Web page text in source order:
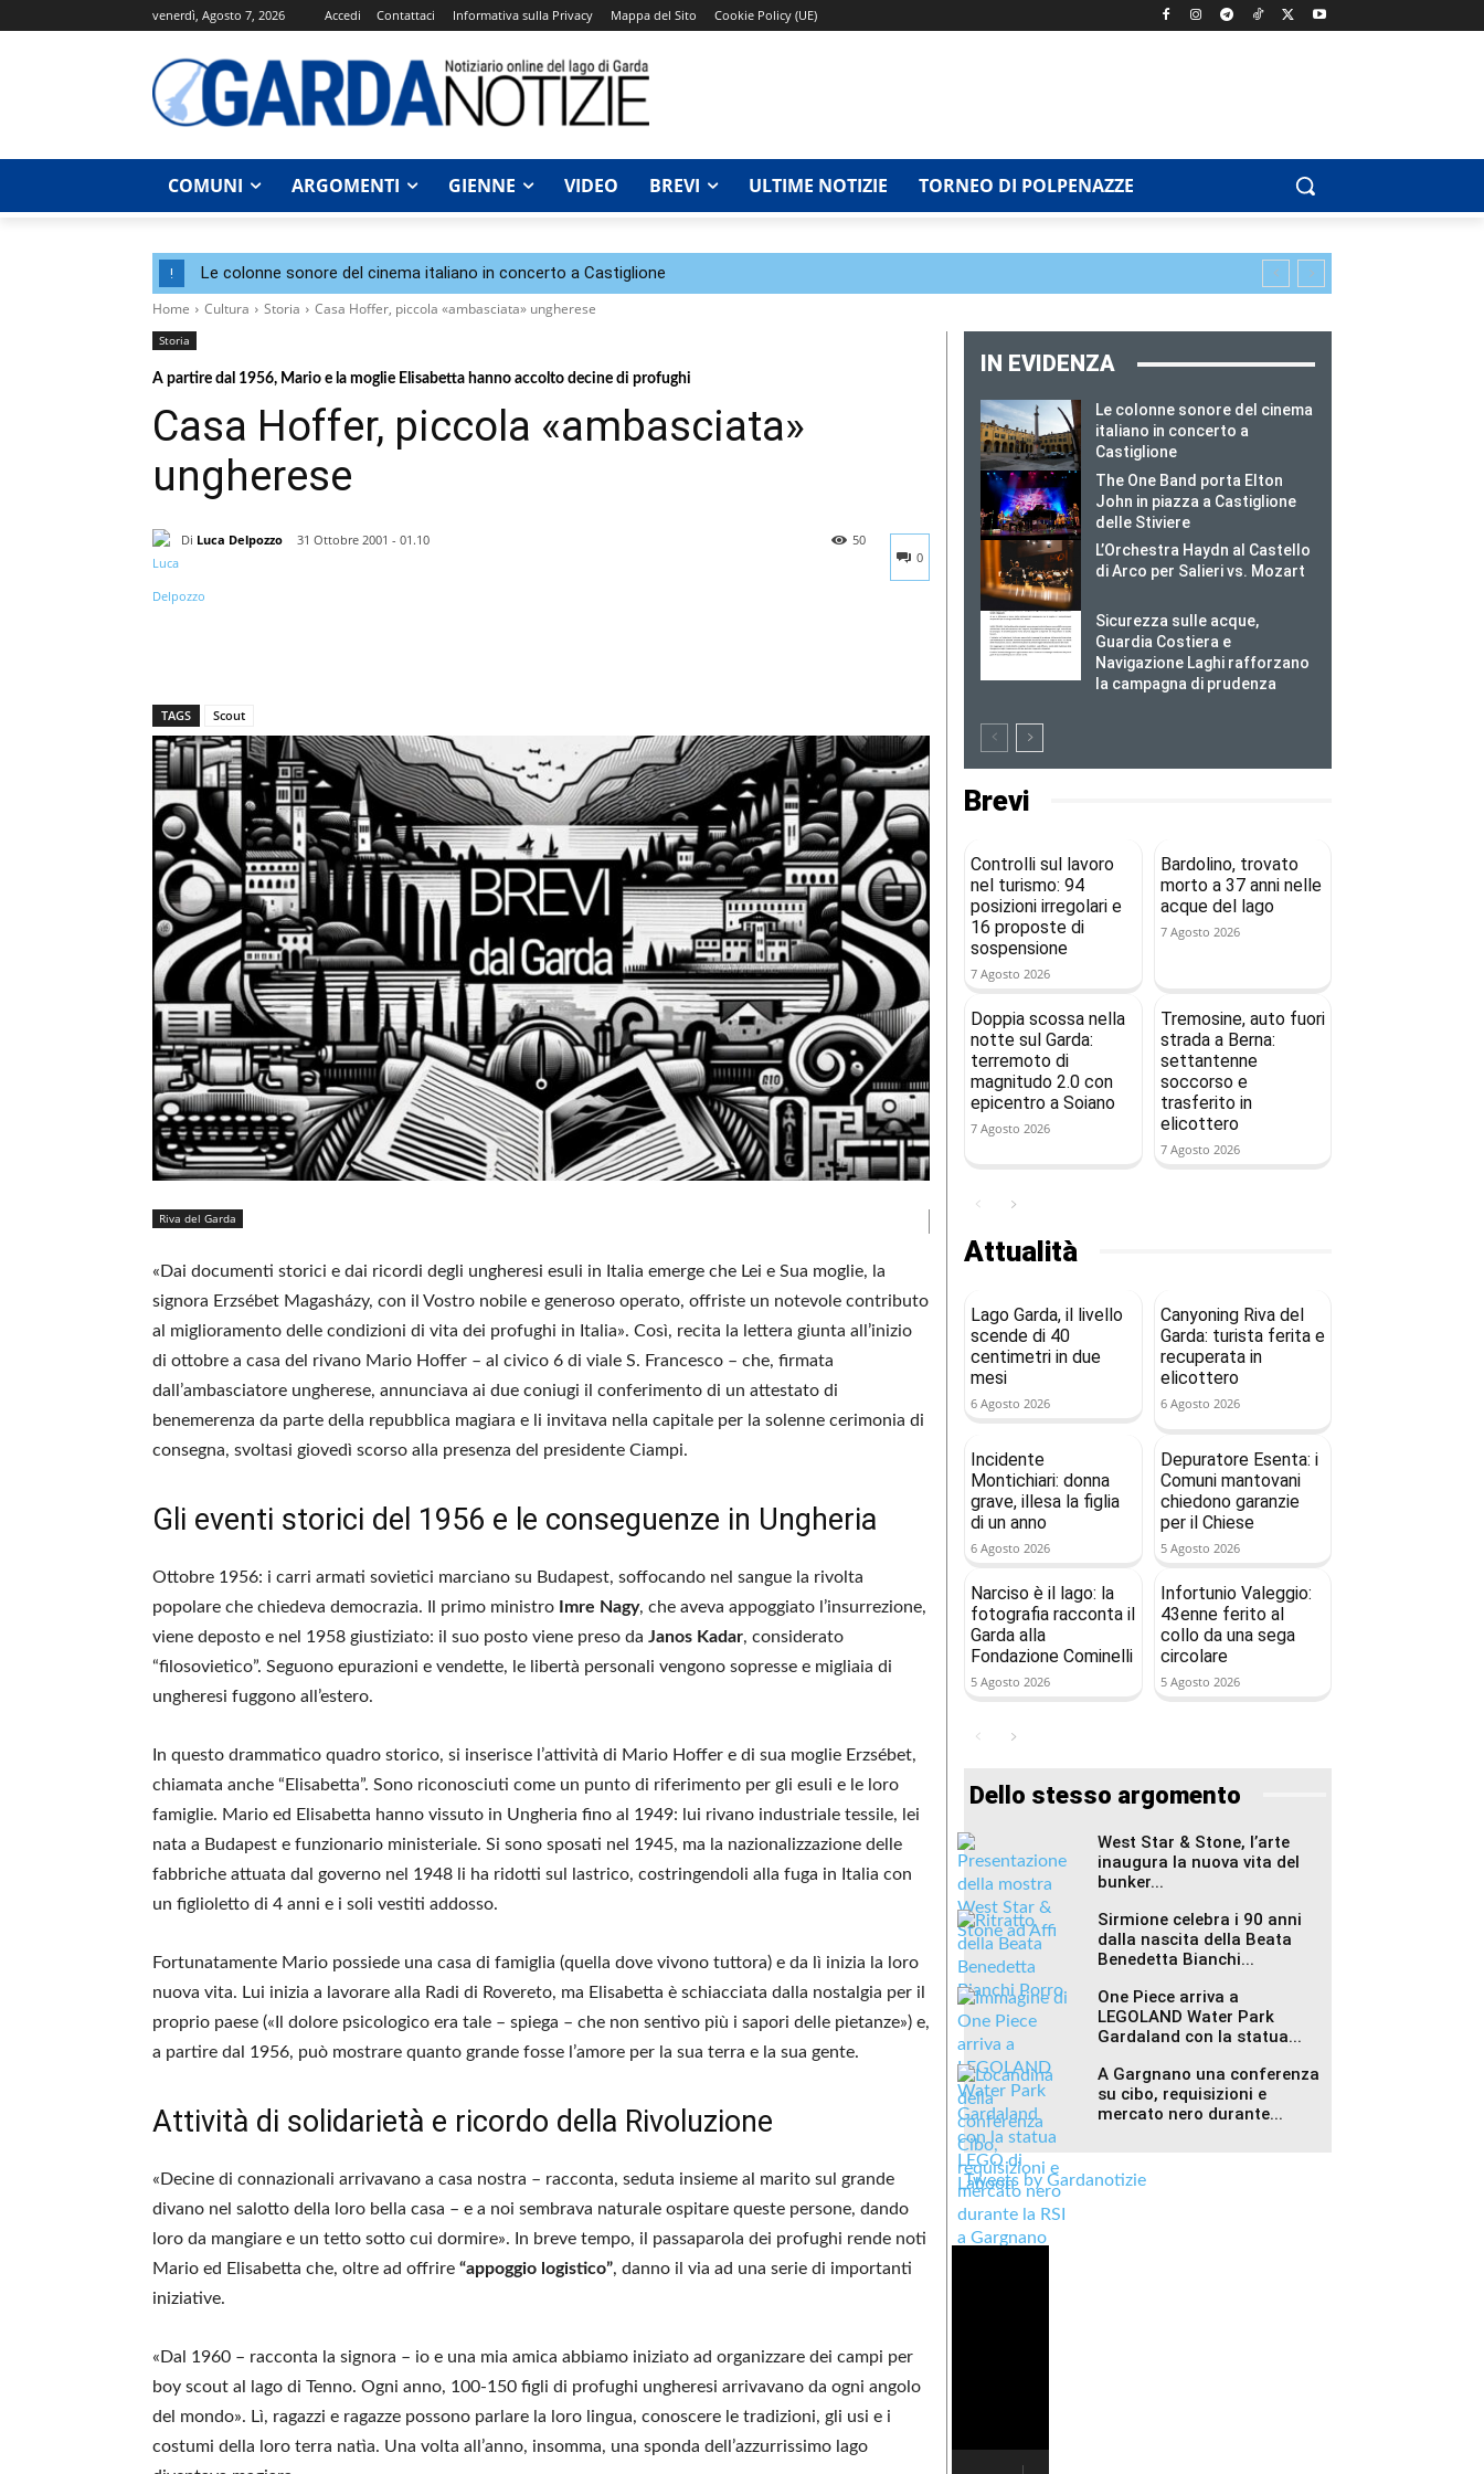
venerdì, Agosto 7, 2026 Accedi Contattaci Informativa sulla Privacy Mappa del Sito Cookie Policy (UE)
COMUNI ARGOMENTI GIENNE VIDEO BREVI ULTIME NOTIZIE TORNEO DI POLPENAZZE
! Le colonne sonore del cinema italiano in concerto a Castiglione
Home Cultura Storia Casa Hoffer, piccola «ambasciata» ungherese
Storia
A partire dal 1956, Mario e la moglie Elisabetta hanno accolto decine di profughi
Casa Hoffer, piccola «ambasciata»
ungherese
Di Luca Delpozzo
31 Ottobre 2001 - 01.10
0
50
TAGS Scout
Riva del Garda
«Dai documenti storici e dai ricordi degli ungheresi esuli in Italia emerge che Lei e Sua moglie, la
signora Erzsébet Magasházy, con il Vostro nobile e generoso operato, offriste un notevole contributo
al miglioramento delle condizioni di vita dei profughi in Italia». Così, recita la lettera giunta all’inizio
di ottobre a casa del rivano Mario Hoffer – al civico 6 di viale S. Francesco – che, firmata
dall’ambasciatore ungherese, annunciava ai due coniugi il conferimento di un attestato di
benemerenza da parte della repubblica magiara e li invitava nella capitale per la solenne cerimonia di
consegna, svoltasi giovedì scorso alla presenza del presidente Ciampi.
Gli eventi storici del 1956 e le conseguenze in Ungheria
Ottobre 1956: i carri armati sovietici marciano su Budapest, soffocando nel sangue la rivolta
popolare che chiedeva democrazia. Il primo ministro
Imre Nagy, che aveva appoggiato l’insurrezione,
viene deposto e nel 1958 giustiziato: il suo posto viene preso da Janos Kadar, considerato
“filosovietico”. Seguono epurazioni e vendette, le libertà personali vengono sopresse e migliaia di
ungheresi fuggono all’estero.
In questo drammatico quadro storico, si inserisce l’attività di Mario Hoffer e di sua moglie Erzsébet,
chiamata anche “Elisabetta”. Sono riconosciuti come un punto di riferimento per gli esuli e le loro
famiglie. Mario ed Elisabetta hanno vissuto in Ungheria fino al 1949: lui rivano industriale tessile, lei
nata a Budapest e funzionario ministeriale. Si sono sposati nel 1945, ma la nazionalizzazione delle
fabbriche attuata dal governo nel 1948 li ha ridotti sul lastrico, costringendoli alla fuga in Italia con
un figlioletto di 4 anni e i soli vestiti addosso.
Fortunatamente Mario possiede una casa di famiglia (quella dove vivono tuttora) e da lì inizia la loro
nuova vita. Lui inizia a lavorare alla Radi di Rovereto, ma Elisabetta è schiacciata dalla nostalgia per il
proprio paese («Il dolore psicologico era tale – spiega – che non sentivo più i sapori delle pietanze») e,
a partire dal 1956, può mostrare quanto grande fosse l’amore per la sua terra e la sua gente.
Attività di solidarietà e ricordo della Rivoluzione
«Decine di connazionali arrivavano a casa nostra – racconta, seduta insieme al marito sul grande
divano nel salotto della loro bella casa – e a noi sembrava naturale ospitare queste persone, dando
loro da mangiare e un tetto sotto cui dormire». In breve tempo, il passaparola dei profughi rende noti
Mario ed Elisabetta che, oltre ad offrire “appoggio logistico”, danno il via ad una serie di importanti
iniziative.
«Dal 1960 – racconta la signora – io e una mia amica abbiamo iniziato ad organizzare dei campi per
boy scout al lago di Tenno. Ogni anno, 100-150 figli di profughi ungheresi arrivavano da ogni angolo
del mondo». Lì, ragazzi e ragazze possono parlare la loro lingua, conoscere le tradizioni, gli usi e i
costumi della loro terra natìa. Una volta all’anno, insomma, una sponda dell’azzurrissimo lago
IN EVIDENZA
Le colonne sonore del cinema
italiano in concerto a
Castiglione
The One Band porta Elton
John in piazza a Castiglione
delle Stiviere
L’Orchestra Haydn al Castello
di Arco per Salieri vs. Mozart
Sicurezza sulle acque,
Guardia Costiera e
Navigazione Laghi rafforzano
la campagna di prudenza
Brevi
Controlli sul lavoro
nel turismo: 94
posizioni irregolari e
16 proposte di
sospensione
7 Agosto 2026
Bardolino, trovato
morto a 37 anni nelle
acque del lago
7 Agosto 2026
Doppia scossa nella
notte sul Garda:
terremoto di
magnitudo 2.0 con
epicentro a Soiano
7 Agosto 2026
Tremosine, auto fuori
strada a Berna:
settantenne
soccorso e
trasferito in
elicottero
7 Agosto 2026
Attualità
Lago Garda, il livello
scende di 40
centimetri in due
mesi
6 Agosto 2026
Canyoning Riva del
Garda: turista ferita e
recuperata in
elicottero
6 Agosto 2026
Incidente
Montichiari: donna
grave, illesa la figlia
di un anno
6 Agosto 2026
Depuratore Esenta: i
Comuni mantovani
chiedono garanzie
per il Chiese
5 Agosto 2026
Narciso è il lago: la
fotografia racconta il
Garda alla
Fondazione Cominelli
5 Agosto 2026
Infortunio Valeggio:
43enne ferito al
collo da una sega
circolare
5 Agosto 2026
Dello stesso argomento
West Star & Stone, l’arte
inaugura la nuova vita del
bunker...
Sirmione celebra i 90 anni
dalla nascita della Beata
Benedetta Bianchi...
One Piece arriva a
LEGOLAND Water Park
Gardaland con la statua...
A Gargnano una conferenza
su cibo, requisizioni e
mercato nero durante...
Tweets by Gardanotizie